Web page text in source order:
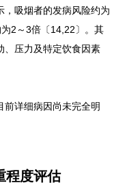
，吸烟者的发病风险约为
2～3倍〔14,22〕。其
、压力及特定饮食因素
前详细病因尚未完全明
程度评估